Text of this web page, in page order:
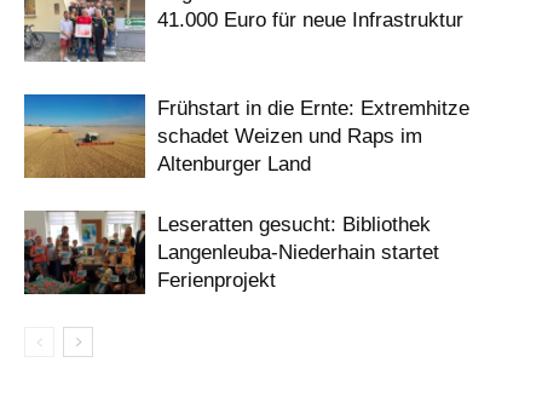
41.000 Euro für neue Infrastruktur
Frühstart in die Ernte: Extremhitze
schadet Weizen und Raps im
Altenburger Land
Leseratten gesucht: Bibliothek
Langenleuba-Niederhain startet
Ferienprojekt